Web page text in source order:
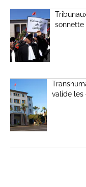
sonnette
valide les